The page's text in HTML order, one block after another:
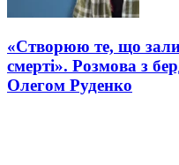
«Створюю те, що
смерті». Розмова з
Олегом Руденко